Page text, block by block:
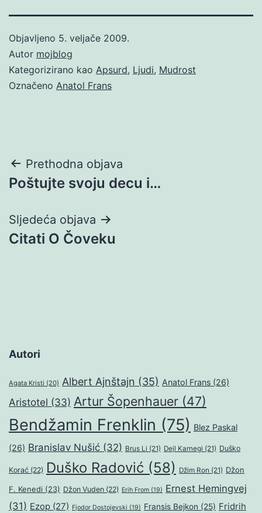
Objavljeno 5. veljače 2009.
Autor mojblog
Kategorizirano kao Apsurd, Ljudi, Mudrost
Označeno Anatol Frans
Navigacija
objava
Prethodna objava
Poštujte svoju decu i…
Sljedeća objava
Citati O Čoveku
Autori
Agata Kristi (20) Albert Ajnštajn (35) Anatol Frans (26)
Aristotel (33) Artur Šopenhauer (47)
Bendžamin Frenklin (75) Blez Paskal
(26) Branislav Nušić (32) Brus Li (21) Dejl Karnegi (21) Duško
Korać (22) Duško Radović (58) Džim Ron (21) Džon
F. Kenedi (23) Džon Vuden (22) Erih From (19) Ernest Hemingvej
(31) Ezop (27) Fjodor Dostojevski (19) Fransis Bejkon (25) Fridrih